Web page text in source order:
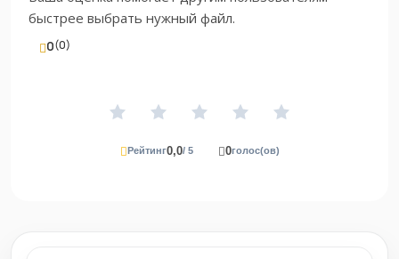
быстрее выбрать нужный файл.
0(0)
Рейтинг0,0/ 5 0голос(ов)